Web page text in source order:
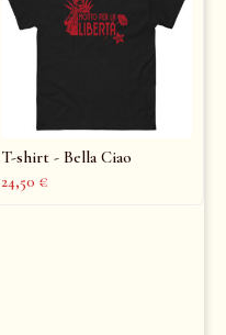
T-shirt - Bella Ciao
24,50 €